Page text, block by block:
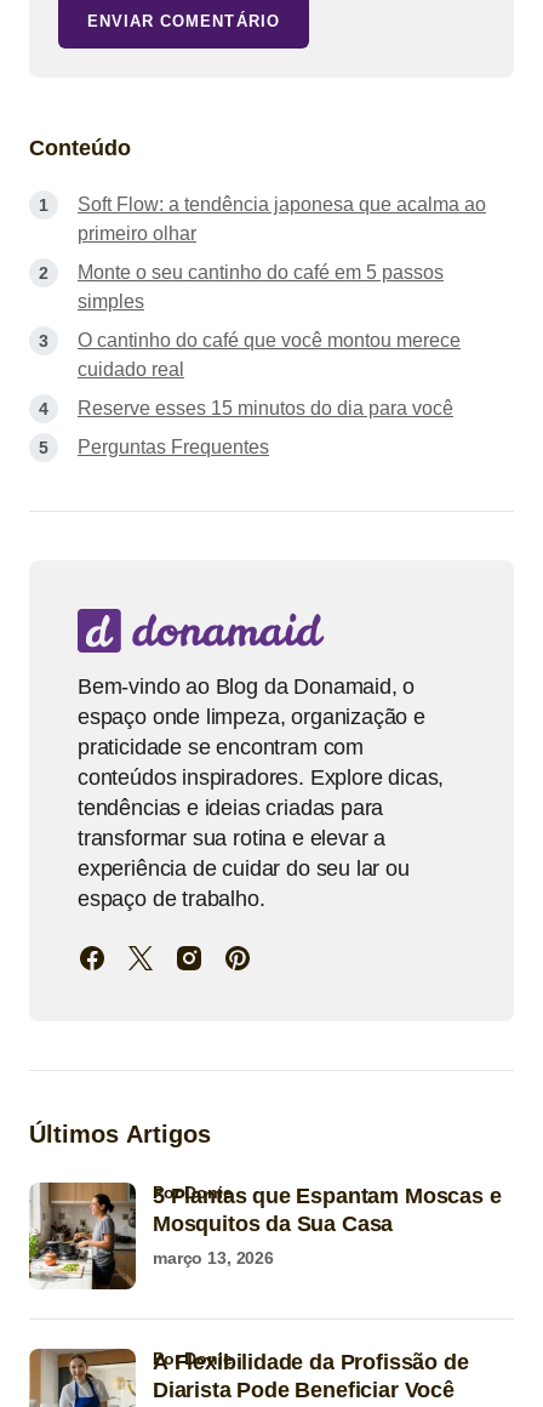
ENVIAR COMENTÁRIO
Conteúdo
Soft Flow: a tendência japonesa que acalma ao
primeiro olhar
Monte o seu cantinho do café em 5 passos
simples
O cantinho do café que você montou merece
cuidado real
Reserve esses 15 minutos do dia para você
Perguntas Frequentes
Bem-vindo ao Blog da Donamaid, o
espaço onde limpeza, organização e
praticidade se encontram com
conteúdos inspiradores. Explore dicas,
tendências e ideias criadas para
transformar sua rotina e elevar a
experiência de cuidar do seu lar ou
espaço de trabalho.
Últimos Artigos
5 Plantas que Espantam Moscas e
Mosquitos da Sua Casa
por Donie
março 13, 2026
A Flexibilidade da Profissão de
Diarista Pode Beneficiar Você
por Donie